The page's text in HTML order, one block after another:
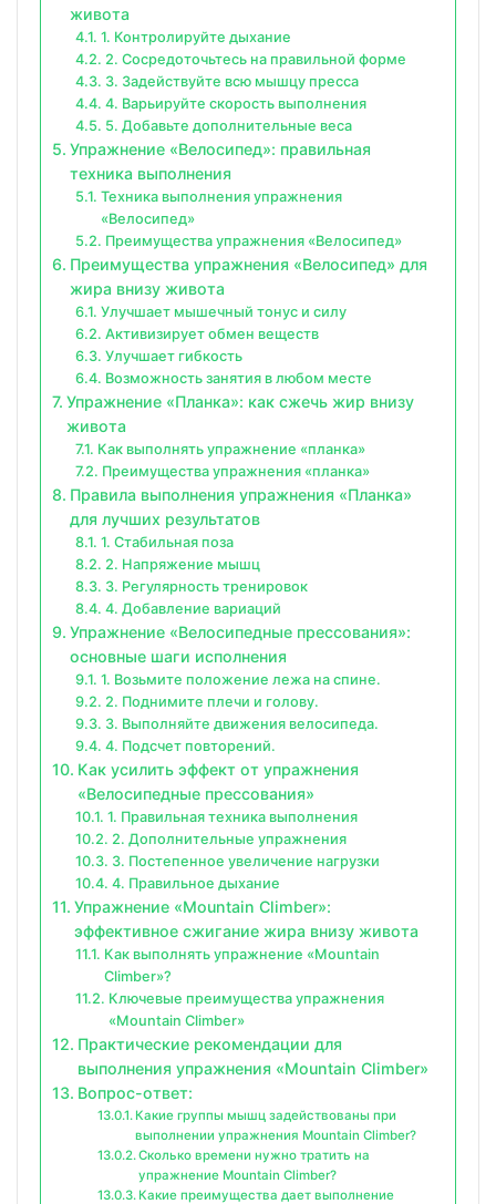
живота
1. Контролируйте дыхание
2. Сосредоточьтесь на правильной форме
3. Задействуйте всю мышцу пресса
4. Варьируйте скорость выполнения
5. Добавьте дополнительные веса
Упражнение «Велосипед»: правильная
техника выполнения
Техника выполнения упражнения
«Велосипед»
Преимущества упражнения «Велосипед»
Преимущества упражнения «Велосипед» для
жира внизу живота
Улучшает мышечный тонус и силу
Активизирует обмен веществ
Улучшает гибкость
Возможность занятия в любом месте
Упражнение «Планка»: как сжечь жир внизу
живота
Как выполнять упражнение «планка»
Преимущества упражнения «планка»
Правила выполнения упражнения «Планка»
для лучших результатов
1. Стабильная поза
2. Напряжение мышц
3. Регулярность тренировок
4. Добавление вариаций
Упражнение «Велосипедные прессования»:
основные шаги исполнения
1. Возьмите положение лежа на спине.
2. Поднимите плечи и голову.
3. Выполняйте движения велосипеда.
4. Подсчет повторений.
Как усилить эффект от упражнения
«Велосипедные прессования»
1. Правильная техника выполнения
2. Дополнительные упражнения
3. Постепенное увеличение нагрузки
4. Правильное дыхание
Упражнение «Mountain Climber»:
эффективное сжигание жира внизу живота
Как выполнять упражнение «Mountain
Climber»?
Ключевые преимущества упражнения
«Mountain Climber»
Практические рекомендации для
выполнения упражнения «Mountain Climber»
Вопрос-ответ:
Какие группы мышц задействованы при
выполнении упражнения Mountain Climber?
Сколько времени нужно тратить на
упражнение Mountain Climber?
Какие преимущества дает выполнение